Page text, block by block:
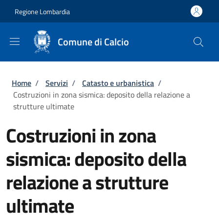
Regione Lombardia
Comune di Calcio
Briciole di pane
Home / Servizi / Catasto e urbanistica /
Costruzioni in zona sismica: deposito della relazione a
strutture ultimate
Costruzioni in zona
sismica: deposito della
relazione a strutture
ultimate